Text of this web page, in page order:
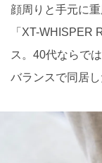
顔周りと手元に
「XT-WHISPER
ス。40代ならで
バランスで同居し